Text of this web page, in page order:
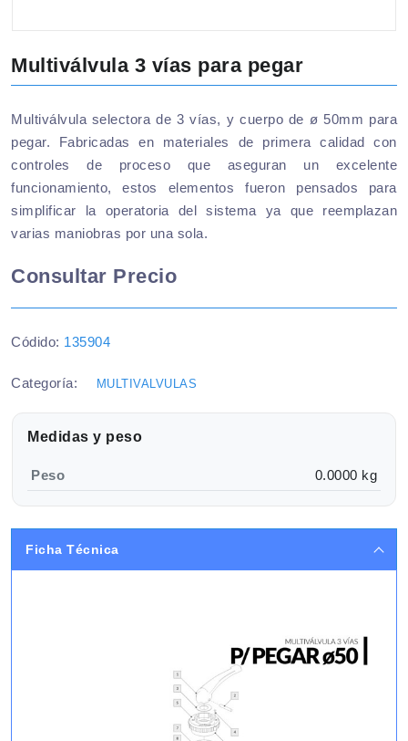
Multiválvula 3 vías para pegar
Multiválvula selectora de 3 vías, y cuerpo de ø 50mm para
pegar. Fabricadas en materiales de primera calidad con
controles de proceso que aseguran un excelente
funcionamiento, estos elementos fueron pensados para
simplificar la operatoria del sistema ya que reemplazan
varias maniobras por una sola.
Consultar Precio
Códido: 135904
Categoría: MULTIVALVULAS
Medidas y peso
Peso 0.0000 kg
Ficha Técnica